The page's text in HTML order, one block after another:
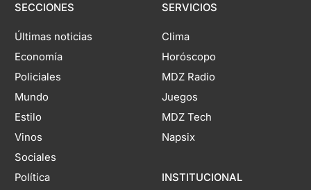
SECCIONES
Últimas noticias
Economía
Policiales
Mundo
Estilo
Vinos
Sociales
Política
SERVICIOS
Clima
Horóscopo
MDZ Radio
Juegos
MDZ Tech
Napsix
INSTITUCIONAL